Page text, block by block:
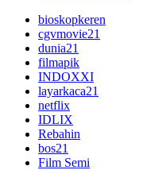
bioskopkeren
cgvmovie21
dunia21
filmapik
INDOXXI
layarkaca21
netflix
IDLIX
Rebahin
bos21
Film Semi